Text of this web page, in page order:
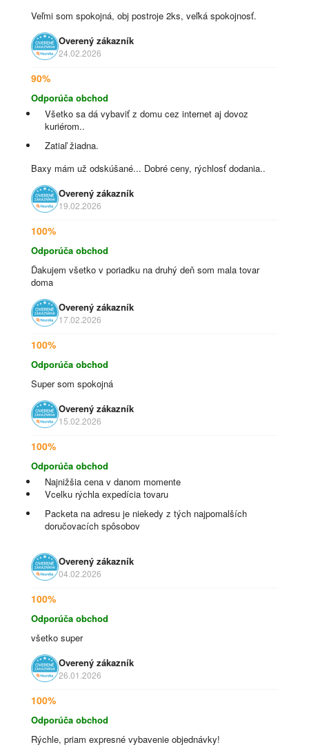
Veľmi som spokojná, obj postroje 2ks, veľká spokojnosť.
Overený zákazník
24.02.2026
90%
Odporúča obchod
Všetko sa dá vybaviť z domu cez internet aj dovoz
kuriérom..
Zatiaľ žiadna.
Baxy mám už odskúšané... Dobré ceny, rýchlosť dodania..
Overený zákazník
19.02.2026
100%
Odporúča obchod
Ďakujem všetko v poriadku na druhý deň som mala tovar
doma
Overený zákazník
17.02.2026
100%
Odporúča obchod
Super som spokojná
Overený zákazník
15.02.2026
100%
Odporúča obchod
Najnižšia cena v danom momente
Vcelku rýchla expedícia tovaru
Packeta na adresu je niekedy z tých najpomalších
doručovacích spôsobov
Overený zákazník
04.02.2026
100%
Odporúča obchod
všetko super
Overený zákazník
26.01.2026
100%
Odporúča obchod
Rýchle, priam expresné vybavenie objednávky!